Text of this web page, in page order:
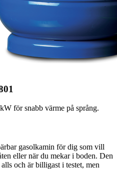
för snabb värme på språng.
gasolkamin för dig som vill
eller när du mekar i boden. Den
och är billigast i testet, men